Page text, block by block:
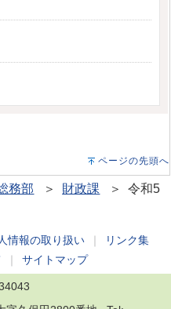
ページの先頭へ
務部 ＞ 財政課 ＞ 令和5
情報の取り扱い
リンク集
サイトマップ